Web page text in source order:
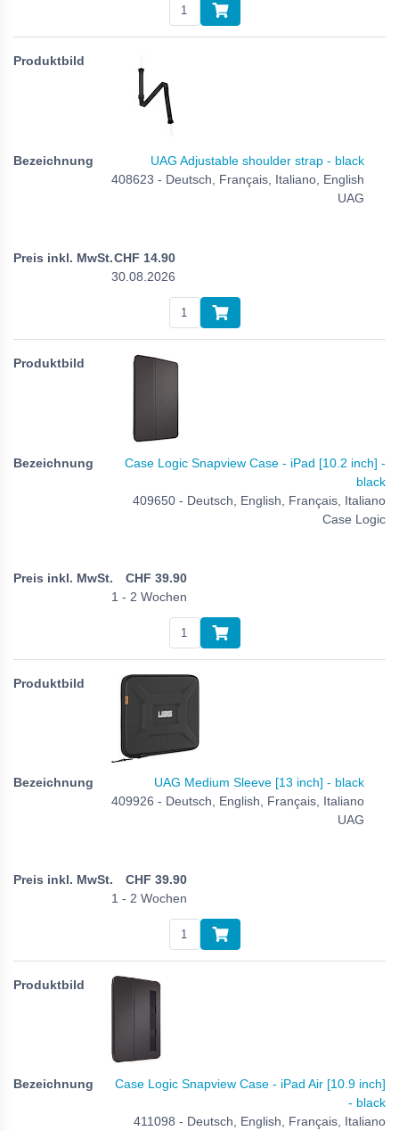
UAG Adjustable shoulder strap - black
408623 - Deutsch, Français, Italiano, English
UAG
CHF 14.90
30.08.2026
Case Logic Snapview Case - iPad [10.2 inch] -
black
409650 - Deutsch, English, Français, Italiano
Case Logic
CHF 39.90
1 - 2 Wochen
UAG Medium Sleeve [13 inch] - black
409926 - Deutsch, English, Français, Italiano
UAG
CHF 39.90
1 - 2 Wochen
Case Logic Snapview Case - iPad Air [10.9 inch]
- black
411098 - Deutsch, English, Français, Italiano